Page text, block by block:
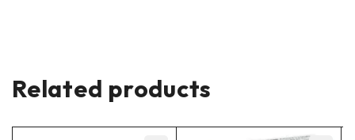
Related products